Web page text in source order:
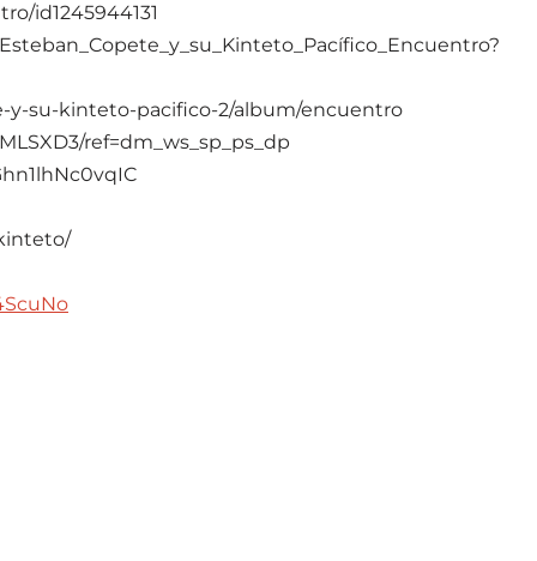
id1245944131
y-su-kinteto-pacifico-2/album/encuentro
ref=dm_ws_sp_ps_dp